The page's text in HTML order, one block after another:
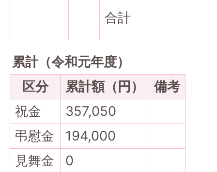
合計
累計（令和元年度）
区分
累計額（円）
備考
祝金
357,050
弔慰金
194,000
見舞金
0